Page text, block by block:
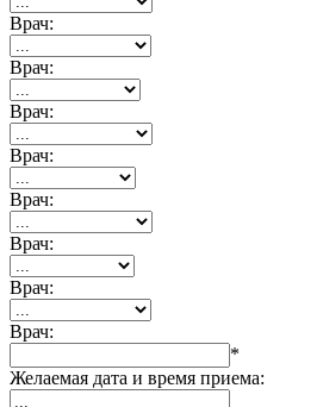
Врач:
Врач:
Врач:
Врач:
Врач:
Врач:
Врач:
Врач:
*
Желаемая дата и время приема: